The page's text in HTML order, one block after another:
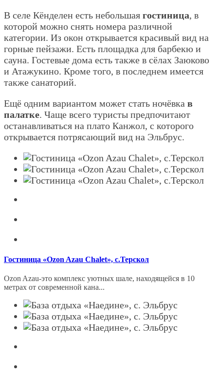
В селе Кёнделен есть небольшая гостиница, в
которой можно снять номера различной
категории. Из окон открывается красивый вид на
горные пейзажи. Есть площадка для барбекю и
сауна. Гостевые дома есть также в сёлах Заюково
и Атажукино. Кроме того, в последнем имеется
также санаторий.
Ещё одним вариантом может стать ночёвка в
палатке. Чаще всего туристы предпочитают
останавливаться на плато Канжол, с которого
открывается потрясающий вид на Эльбрус.
Гостиница «Ozon Azau Chalet», с.Терскол
Ozon Azau-это комплекс уютных шале, находящейся в 10
метрах от современной кана...